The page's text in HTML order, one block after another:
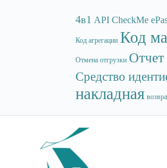
4в1 API CheckMe
Код агрегации Код
Отмена отгрузки
Средство
накладная